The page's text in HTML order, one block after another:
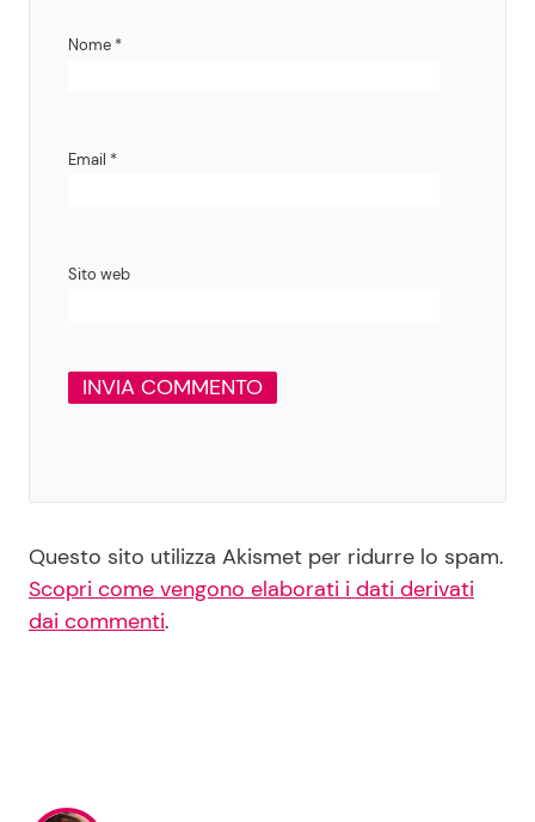
Nome *
Email *
Sito web
Questo sito utilizza Akismet per ridurre lo spam.
Scopri come vengono elaborati i dati derivati
dai commenti.